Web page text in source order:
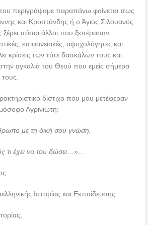
περιγράψαμε παραπάνω φαίνεται πως
και Κροστάνδης ή ο Άγιος Σιλουανός
ξέρει πόσοι άλλοι που ξεπέρασαν
επιφανειακές, αψυχολόγητες και
κρίσεις των τότε δασκάλων τους και
αγκαλιά του Θεού που εμείς σήμερα
δίστιχο που μου μετέφεραν
Αγρινιώτη:
με τη δική σου γνώση,
τι έχει να του δώσει …»…
Ιστορίας και Εκπαίδευσης